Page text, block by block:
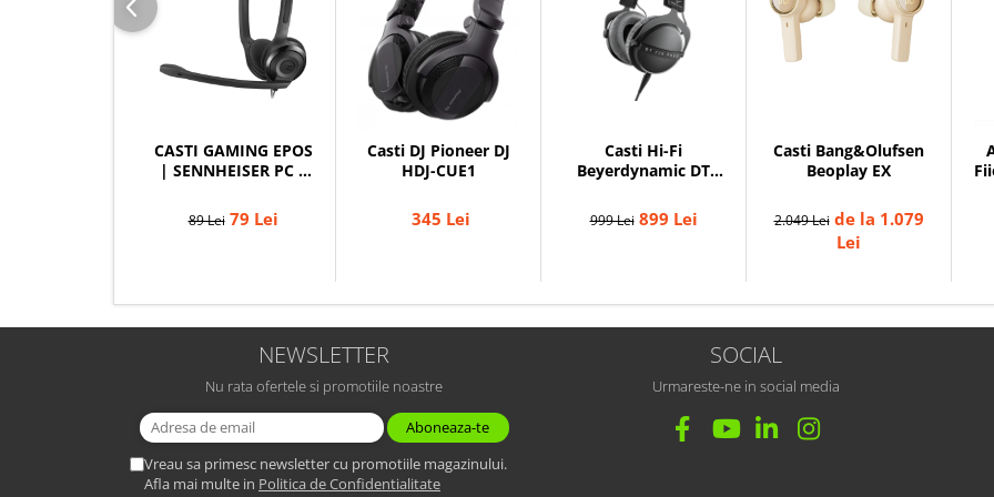
CASTI GAMING EPOS
| SENNHEISER PC 5
89 Lei 79 Lei
Casti DJ Pioneer DJ
HDJ-CUE1
345 Lei
Casti Hi-Fi
Beyerdynamic DT
999 Lei 899 Lei
Casti Bang&Olufsen
Beoplay EX
2.049 Lei de la 1.079
Lei
NEWSLETTER
Nu rata ofertele si promotiile noastre
Vreau sa primesc newsletter cu promotiile magazinului.
Afla mai multe in Politica de Confidentialitate
SOCIAL
Urmareste-ne in social media